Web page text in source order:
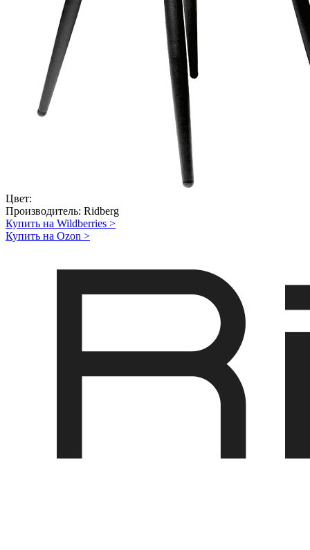
Цвет:
Производитель: Ridberg
Купить на Wildberries >
Купить на Ozon >